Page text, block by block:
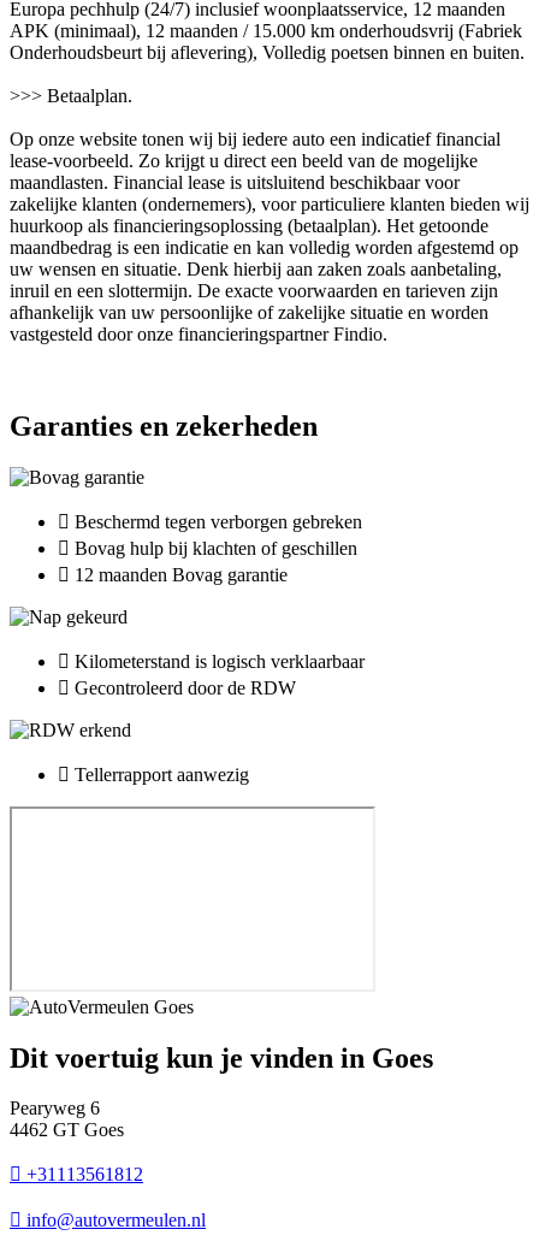
Europa pechhulp (24/7) inclusief woonplaatsservice, 12 maanden
APK (minimaal), 12 maanden / 15.000 km onderhoudsvrij (Fabriek
Onderhoudsbeurt bij aflevering), Volledig poetsen binnen en buiten.
>>> Betaalplan.
Op onze website tonen wij bij iedere auto een indicatief financial
lease-voorbeeld. Zo krijgt u direct een beeld van de mogelijke
maandlasten. Financial lease is uitsluitend beschikbaar voor
zakelijke klanten (ondernemers), voor particuliere klanten bieden wij
huurkoop als financieringsoplossing (betaalplan). Het getoonde
maandbedrag is een indicatie en kan volledig worden afgestemd op
uw wensen en situatie. Denk hierbij aan zaken zoals aanbetaling,
inruil en een slottermijn. De exacte voorwaarden en tarieven zijn
afhankelijk van uw persoonlijke of zakelijke situatie en worden
vastgesteld door onze financieringspartner Findio.
Garanties en zekerheden
Beschermd tegen verborgen gebreken
Bovag hulp bij klachten of geschillen
12 maanden Bovag garantie
Kilometerstand is logisch verklaarbaar
Gecontroleerd door de RDW
Tellerrapport aanwezig
Dit voertuig kun je vinden in Goes
Pearyweg 6
4462 GT Goes
+31113561812
info@autovermeulen.nl